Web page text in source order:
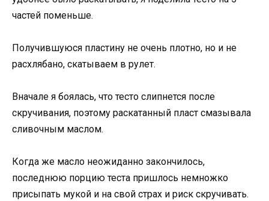
частей поменьше.
Получившуюся пластину не очень плотно, но и не
расхлябано, скатываем в рулет.
Вначале я боялась, что тесто слипнется после
скручивания, поэтому раскатанный пласт смазывала
сливочным маслом.
Когда же масло неожиданно закончилось,
последнюю порцию теста пришлось немножко
присыпать мукой и на свой страх и риск скручивать.